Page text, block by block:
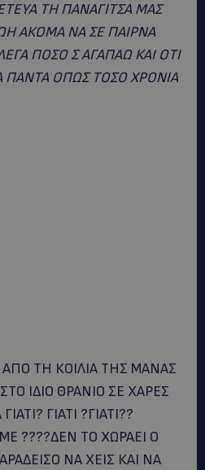
ΤΗ ΠΑΝΑΓΙΤΣΑ ΜΑΣ
ΑΚΟΜΑ ΝΑ ΣΕ ΠΑΙΡΝΑ
ΠΟΣΟ Σ ΑΓΑΠΑΩ ΚΑΙ ΟΤΙ
ΠΑΝΤΑ ΟΠΩΣ ΤΟΣΟ ΧΡΟΝΙΑ
ΤΗ ΚΟΙΛΙΑ ΤΗΣ ΜΑΝΑΣ
ΙΔΙΟ ΘΡΑΝΙΟ ΣΕ ΧΑΡΕΣ
ΓΙΑΤΙ ?ΓΙΑΤΙ??
????ΔΕΝ ΤΟ ΧΩΡΑΕΙ Ο
ΝΑ ΧΕΙΣ ΚΑΙ ΝΑ